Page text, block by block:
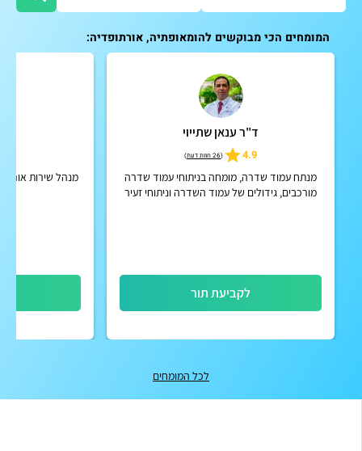
המומחים הכי מבוקשים להומאופתיה, אורתופדיה:
ד"ר ענאן שתייוי
4.9
(26 חוות דעת )
מנתח עמוד שדרה, מומחה בניתוחי עמוד שדרה
מורכבים, גידולים של עמוד השדרה וניתוחי זעיר
לקביעת תור
מנהל שירות
לכל המומחים